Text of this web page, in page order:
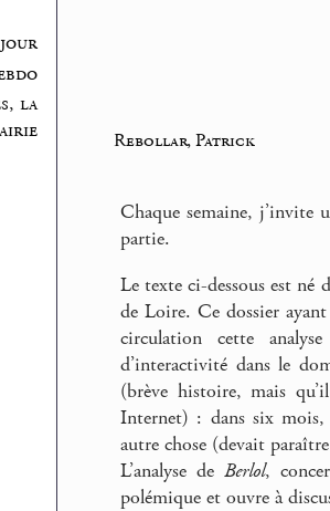
la
Rebollar, Patrick
Chaque semaine, j’invite
partie.
Le texte ci-dessous est né
de Loire. Ce dossier
circulation cette
d’interactivité dans le
(brève histoire, mais
Internet) : dans six mois,
autre chose (devait
L’analyse deBerlol,
polémique et ouvre à